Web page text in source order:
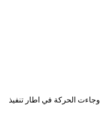
وجاءت الحركة في اطار تنفيذ